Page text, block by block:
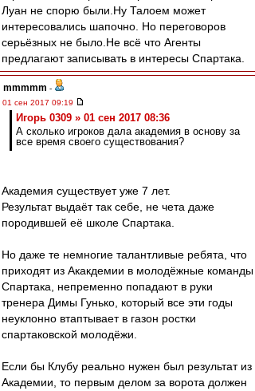
Луан не спорю были.Ну Талоем может
интересовались шапочно. Но переговоров
серьёзных не было.Не всё что Агенты
предлагают записывать в интересы Спартака.
mmmmm -
01 сен 2017 09:19
Игорь 0309 » 01 сен 2017 08:36
А сколько игроков дала академия в основу за
все время своего существования?
Академия существует уже 7 лет.
Результат выдаёт так себе, не чета даже
породившей её школе Спартака.
Но даже те немногие талантливые ребята, что
приходят из Акакдемии в молодёжные команды
Спартака, непременно попадают в руки
тренера Димы Гунько, который все эти годы
неуклонно втаптывает в газон ростки
спартаковской молодёжи.
Если бы Клубу реально нужен был результат из
Академии, то первым делом за ворота должен